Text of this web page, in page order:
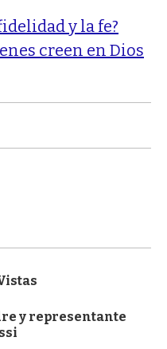
y la fe?
creen en Dios
y representante